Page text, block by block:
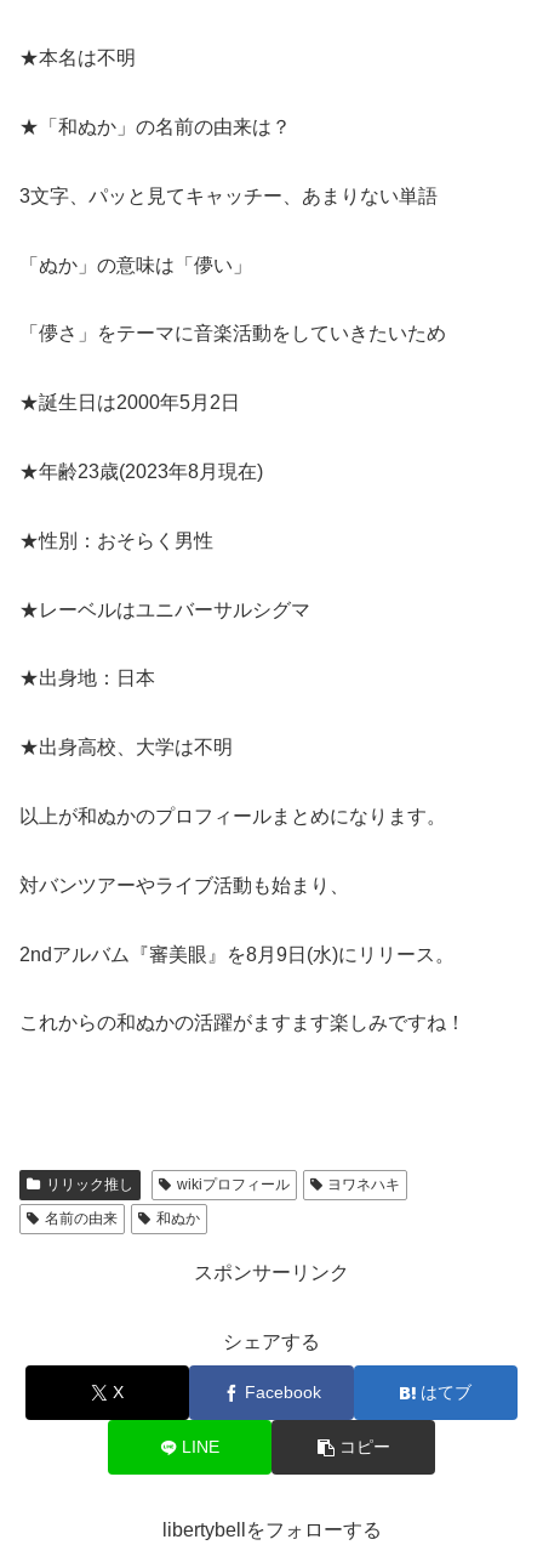
★本名は不明
★「和ぬか」の名前の由来は？
3文字、パッと見てキャッチー、あまりない単語
「ぬか」の意味は「儚い」
「儚さ」をテーマに音楽活動をしていきたいため
★誕生日は2000年5月2日
★年齢23歳(2023年8月現在)
★性別：おそらく男性
★レーベルはユニバーサルシグマ
★出身地：日本
★出身高校、大学は不明
以上が和ぬかのプロフィールまとめになります。
対バンツアーやライブ活動も始まり、
2ndアルバム『審美眼』を8月9日(水)にリリース。
これからの和ぬかの活躍がますます楽しみですね！
リリック推し wikiプロフィール
ヨワネハキ
名前の由来
和ぬか
スポンサーリンク
シェアする
X Facebook はてブ
LINE コピー
libertybellをフォローする